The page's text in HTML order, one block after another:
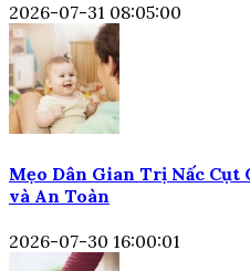
2026-07-31 08:05:00
Mẹo Dân Gian Trị Nấc Cụt
và An Toàn
2026-07-30 16:00:01